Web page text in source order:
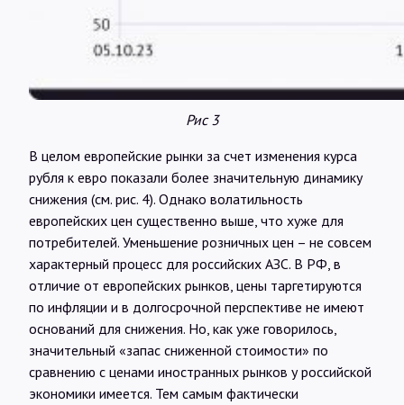
Рис 3
В целом европейские рынки за счет изменения курса
рубля к евро показали более значительную динамику
снижения (см. рис. 4). Однако волатильность
европейских цен существенно выше, что хуже для
потребителей. Уменьшение розничных цен – не совсем
характерный процесс для российских АЗС. В РФ, в
отличие от европейских рынков, цены таргетируются
по инфляции и в долгосрочной перспективе не имеют
оснований для снижения. Но, как уже говорилось,
значительный «запас сниженной стоимости» по
сравнению с ценами иностранных рынков у российской
экономики имеется. Тем самым фактически